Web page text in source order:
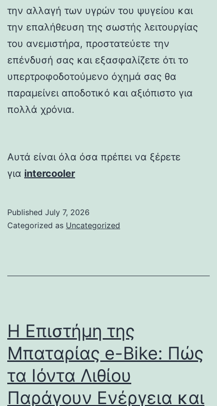
την αλλαγή των υγρών του ψυγείου και
την επαλήθευση της σωστής λειτουργίας
του ανεμιστήρα, προστατεύετε την
επένδυσή σας και εξασφαλίζετε ότι το
υπερτροφοδοτούμενο όχημά σας θα
παραμείνει αποδοτικό και αξιόπιστο για
πολλά χρόνια.
Αυτά είναι όλα όσα πρέπει να ξέρετε
για intercooler
Published July 7, 2026
Categorized as Uncategorized
Η Επιστήμη της
Μπαταρίας e-Bike: Πώς
τα Ιόντα Λιθίου
Παράγουν Ενέργεια και